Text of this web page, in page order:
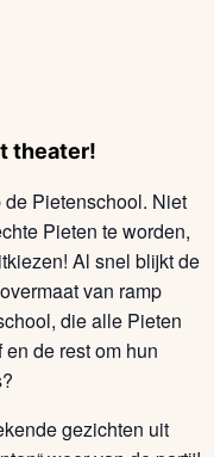
theater!
Pietenschool. Niet
Pieten te worden,
Al snel blijkt de
van ramp
die alle Pieten
de rest om hun
gezichten uit